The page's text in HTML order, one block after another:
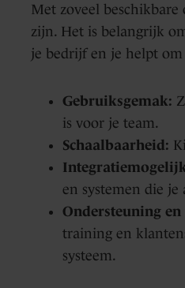
Met zoveel
zijn. Het is belangrijk
je bedrijf en je helpt
Gebruiksgemak:
is voor je team.
Schaalbaarheid:
en systemen die je
Ondersteuning
training en
systeem.